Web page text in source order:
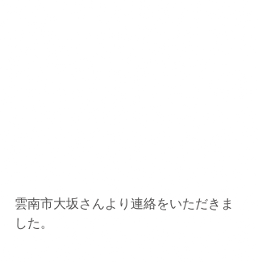
雲南市大坂さんより連絡をいただきま
した。